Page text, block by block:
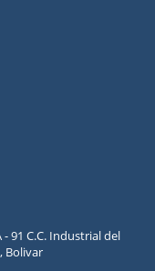
91 C.C. Industrial del
Bolivar